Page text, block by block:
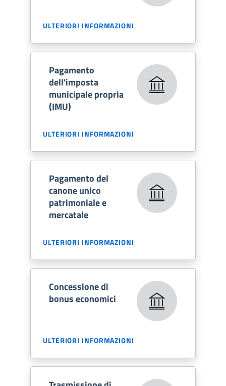
ULTERIORI INFORMAZIONI
Pagamento
dell'imposta
municipale propria
(IMU)
ULTERIORI INFORMAZIONI
Pagamento del
canone unico
patrimoniale e
mercatale
ULTERIORI INFORMAZIONI
Concessione di
bonus economici
ULTERIORI INFORMAZIONI